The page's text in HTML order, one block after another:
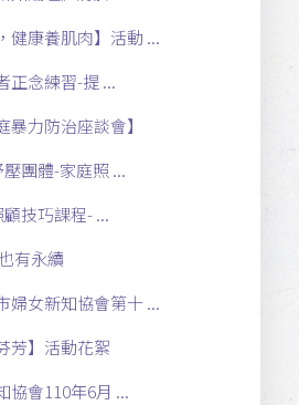
健康養肌肉】活動 ...
正念練習-提 ...
暴力防治座談會】
團體-家庭照 ...
技巧課程- ...
有永續
婦女新知協會第十 ...
芳】活動花絮
協會110年6月 ...